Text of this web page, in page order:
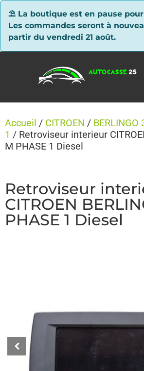
⛱ La boutique est en pause
Les commandes seront à
partir du vendredi 21 août.
Accueil / CITROEN / BERLINGO
1 / Retroviseur interieur
M PHASE 1 Diesel
Retroviseur
CITROEN
PHASE 1 Diesel
Panneau de gestion des